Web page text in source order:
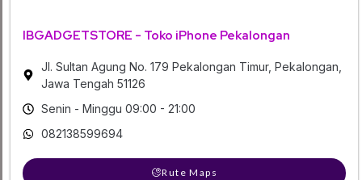
IBGADGETSTORE - Toko iPhone Pekalongan
Jl. Sultan Agung No. 179 Pekalongan Timur, Pekalongan,
Jawa Tengah 51126
Senin - Minggu 09:00 - 21:00
082138599694
Rute Maps